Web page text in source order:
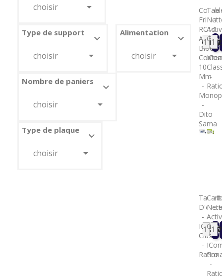
choisir 
Type de support

choisir 
Alimentation

choisir 
Nombre de paniers

choisir 
Type de plaque

choisir 
Coupe
Frites
RC14
Avec
Bloc
10
Mm
-
-
Dito
Sama
Prix
6
-
-
Prix
-
ICombi
Classic
-
Prix
-
Pro
-
Prix